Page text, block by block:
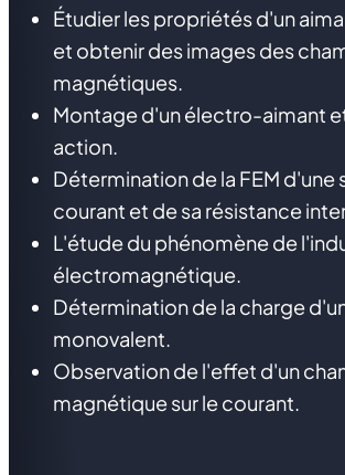
Étudier les propriétés d'un
et obtenir des images des
magnétiques.
Montage d'un électro-aimant
action.
Détermination de la FEM d'une
courant et de sa résistance
L'étude du phénomène de
électromagnétique.
Détermination de la charge
monovalent.
Observation de l'effet d'un
magnétique sur le courant.